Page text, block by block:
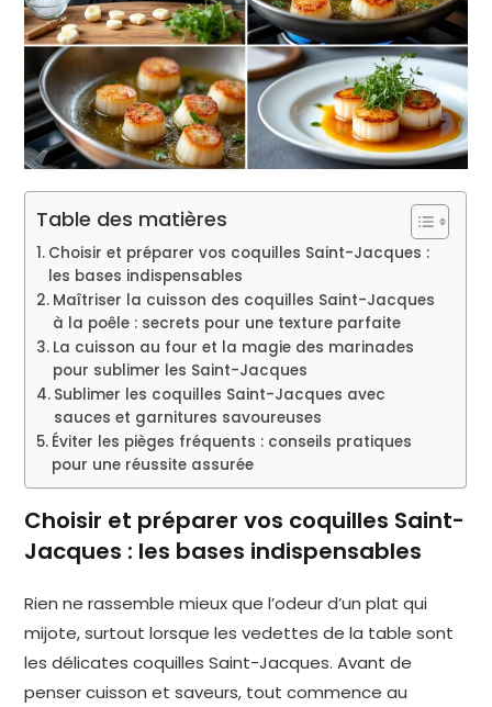
Table des matières
Choisir et préparer vos coquilles Saint-Jacques :
les bases indispensables
Maîtriser la cuisson des coquilles Saint-Jacques
à la poêle : secrets pour une texture parfaite
La cuisson au four et la magie des marinades
pour sublimer les Saint-Jacques
Sublimer les coquilles Saint-Jacques avec
sauces et garnitures savoureuses
Éviter les pièges fréquents : conseils pratiques
pour une réussite assurée
Choisir et préparer vos coquilles Saint-
Jacques : les bases indispensables
Rien ne rassemble mieux que l’odeur d’un plat qui
mijote, surtout lorsque les vedettes de la table sont
les délicates coquilles Saint-Jacques. Avant de
penser cuisson et saveurs, tout commence au